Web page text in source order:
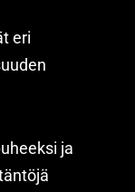
eri
ja